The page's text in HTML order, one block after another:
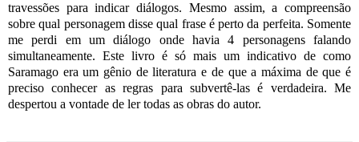
travessões para indicar diálogos. Mesmo assim, a compreensão
sobre qual personagem disse qual frase é perto da perfeita. Somente
me perdi em um diálogo onde havia 4 personagens falando
simultaneamente. Este livro é só mais um indicativo de como
Saramago era um gênio de literatura e de que a máxima de que é
preciso conhecer as regras para subvertê-las é verdadeira. Me
despertou a vontade de ler todas as obras do autor.